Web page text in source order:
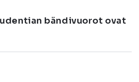
bändivuorot ovat